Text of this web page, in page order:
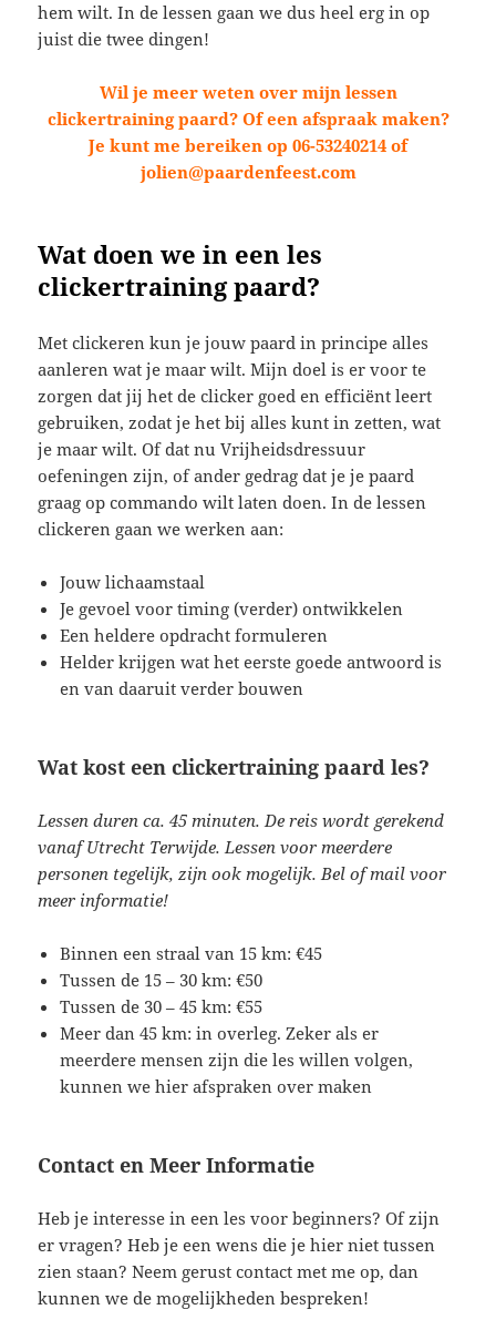
hem wilt. In de lessen gaan we dus heel erg in op
juist die twee dingen!
Wil je meer weten over mijn lessen
clickertraining paard? Of een afspraak maken?
Je kunt me bereiken op 06-53240214 of
jolien@paardenfeest.com
Wat doen we in een les
clickertraining paard?
Met clickeren kun je jouw paard in principe alles
aanleren wat je maar wilt. Mijn doel is er voor te
zorgen dat jij het de clicker goed en efficiënt leert
gebruiken, zodat je het bij alles kunt in zetten, wat
je maar wilt. Of dat nu Vrijheidsdressuur
oefeningen zijn, of ander gedrag dat je je paard
graag op commando wilt laten doen. In de lessen
clickeren gaan we werken aan:
Jouw lichaamstaal
Je gevoel voor timing (verder) ontwikkelen
Een heldere opdracht formuleren
Helder krijgen wat het eerste goede antwoord is
en van daaruit verder bouwen
Wat kost een clickertraining paard les?
Lessen duren ca. 45 minuten. De reis wordt gerekend
vanaf Utrecht Terwijde. Lessen voor meerdere
personen tegelijk, zijn ook mogelijk. Bel of mail voor
meer informatie!
Binnen een straal van 15 km: €45
Tussen de 15 – 30 km: €50
Tussen de 30 – 45 km: €55
Meer dan 45 km: in overleg. Zeker als er
meerdere mensen zijn die les willen volgen,
kunnen we hier afspraken over maken
Contact en Meer Informatie
Heb je interesse in een les voor beginners? Of zijn
er vragen? Heb je een wens die je hier niet tussen
zien staan? Neem gerust contact met me op, dan
kunnen we de mogelijkheden bespreken!